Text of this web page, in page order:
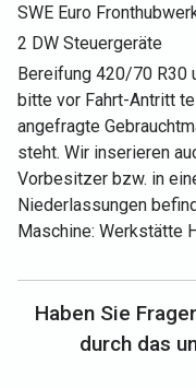
SWE Euro
2 DW Steuergeräte
Bereifung 420/70 R30
bitte vor Fahrt-Antritt
angefragte
steht. Wir inserieren
Vorbesitzer bzw. in
Niederlassungen
Maschine: Werkstätte
Haben Sie
durch das